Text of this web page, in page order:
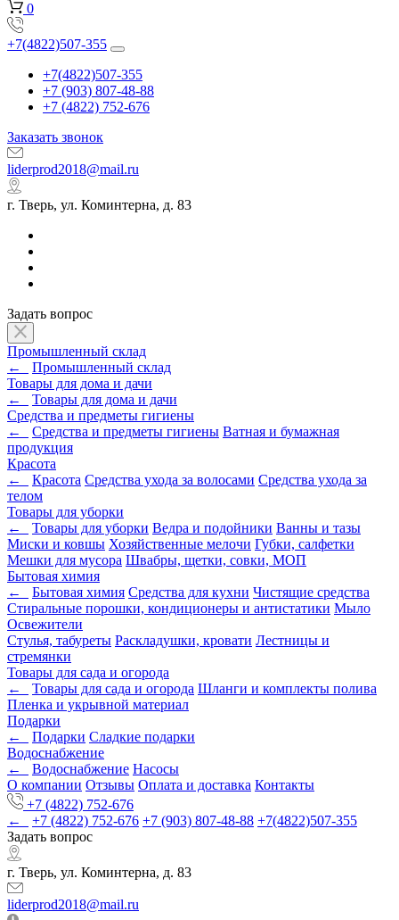
0
+7(4822)507-355
+7(4822)507-355
+7 (903) 807-48-88
+7 (4822) 752-676
Заказать звонок
liderprod2018@mail.ru
г. Тверь, ул. Коминтерна, д. 83
Задать вопрос
Промышленный склад
←
Промышленный склад
Товары для дома и дачи
←
Товары для дома и дачи
Средства и предметы гигиены
←
Средства и предметы гигиены Ватная и бумажная
продукция
Красота
←
Красота Средства ухода за волосами Средства ухода за
телом
Товары для уборки
←
Товары для уборки Ведра и подойники Ванны и тазы
Миски и ковшы Хозяйственные мелочи Губки, салфетки
Мешки для мусора Швабры, щетки, совки, МОП
Бытовая химия
←
Бытовая химия Средства для кухни Чистящие средства
Стиральные порошки, кондиционеры и антистатики Мыло
Освежители
Стулья, табуреты Раскладушки, кровати Лестницы и
стремянки
Товары для сада и огорода
←
Товары для сада и огорода Шланги и комплекты полива
Пленка и укрывной материал
Подарки
←
Подарки Cладкие подарки
Водоснабжение
←
Водоснабжение Насосы
О компании Отзывы Оплата и доставка Контакты
+7 (4822) 752-676
←
+7 (4822) 752-676 +7 (903) 807-48-88 +7(4822)507-355
Задать вопрос
г. Тверь, ул. Коминтерна, д. 83
liderprod2018@mail.ru